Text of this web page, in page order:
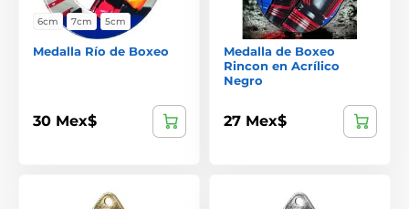
6cm 7cm 5cm
Medalla Río de Boxeo
30 Mex$
Medalla de Boxeo
Rincon en Acrílico
Negro
27 Mex$